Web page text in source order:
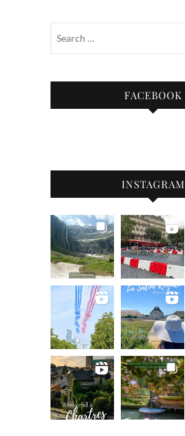
FACEBOOK
INSTAGRAM